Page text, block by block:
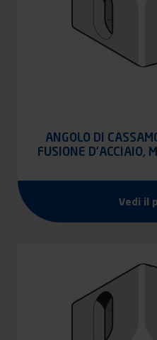
ANGOLO DI
FUSIONE D’ACCIAIO,
Vedi il